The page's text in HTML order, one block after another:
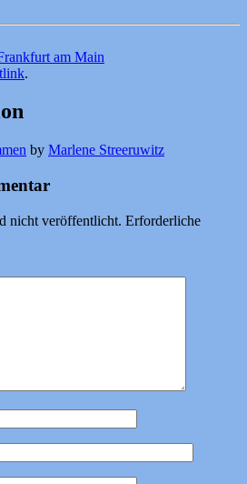
am Main
.
by Marlene Streeruwitz
nicht veröffentlicht. Erforderliche